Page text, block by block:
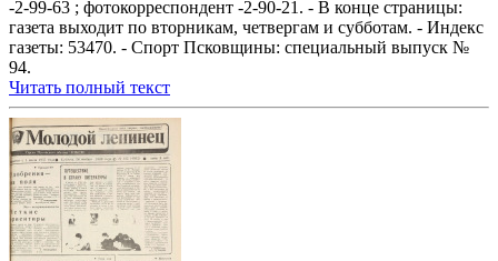
-2-99-63 ; фотокорреспондент -2-90-21. - В конце страницы:
газета выходит по вторникам, четвергам и субботам. - Индекс
газеты: 53470. - Спорт Псковщины: специальный выпуск №
94.
Читать полный текст